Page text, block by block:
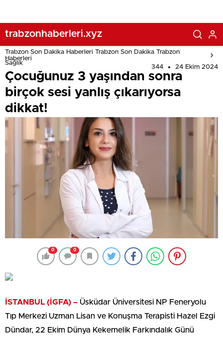
trabzonhaberleri.xyz
Trabzon Son Dakika Haberleri Trabzon Son Dakika Trabzon
Haberleri
Sağlık
344 24 Ekim 2024
Çocuğunuz 3 yaşından sonra
birçok sesi yanlış çıkarıyorsa
dikkat!
0 0
İSTANBUL (İGFA) – Üsküdar Üniversitesi NP Feneryolu
Tıp Merkezi Uzman Lisan ve Konuşma Terapisti Hazel Ezgi
Dündar, 22 Ekim Dünya Kekemelik Farkındalık Günü